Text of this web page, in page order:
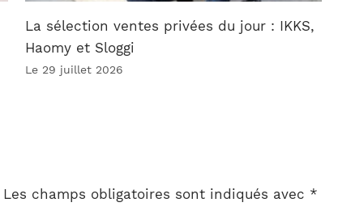
La sélection ventes privées du jour : IKKS,
Haomy et Sloggi
Le 29 juillet 2026
Les champs obligatoires sont indiqués avec *